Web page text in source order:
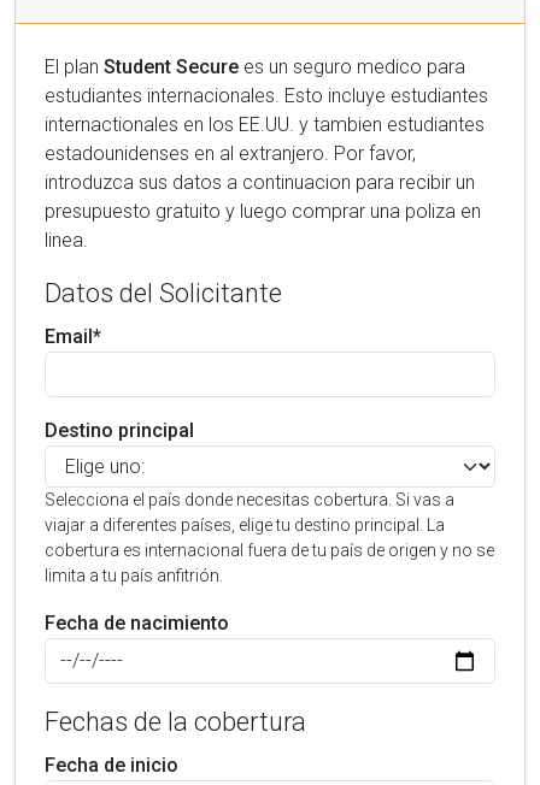
El plan Student Secure es un seguro medico para
estudiantes internacionales. Esto incluye estudiantes
internactionales en los EE.UU. y tambien estudiantes
estadounidenses en al extranjero. Por favor,
introduzca sus datos a continuacion para recibir un
presupuesto gratuito y luego comprar una poliza en
linea.
Datos del Solicitante
Email*
Destino principal
Selecciona el país donde necesitas cobertura. Si vas a
viajar a diferentes países, elige tu destino principal. La
cobertura es internacional fuera de tu país de origen y no se
limita a tu país anfitrión.
Fecha de nacimiento
Fechas de la cobertura
Fecha de inicio